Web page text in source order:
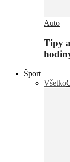
Auto
Tipy
Šport
Všetko